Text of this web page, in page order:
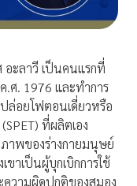
อะลาวี เป็นคนแรกที่
.ศ. 1976 และทำการ
ปล่อยโฟตอนเดี่ยวหรือ
ที่ผลิตเอง
ภาพของร่างกายมนุษย์
าเป็นผู้บุกเบิกการใช้
ความผิดปกติของสมอง